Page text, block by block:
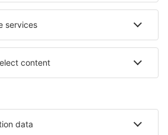
Hoteluri în Reunion